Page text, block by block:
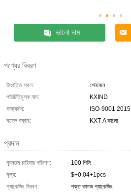
ভালো দাম
পণ্যের বিবরণ
উৎপত্তি স্থল:
শেনজেন
পরিচিতিমুলক নাম:
KXIND
সাক্ষ্যদান:
ISO-9001 2015
মডেল নম্বার:
KXT-A কালো
প্রদান
ন্যূনতম চাহিদার পরিমাণ:
100 পিসি
মূল্য:
$+0.04+1pcs
প্যাকেজিং বিবরণ:
শক্ত কাগজ প্যাকেজিং